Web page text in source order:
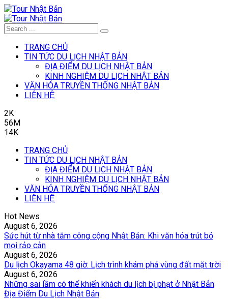
TRANG CHỦ
TIN TỨC DU LỊCH NHẬT BẢN
ĐỊA ĐIỂM DU LỊCH NHẬT BẢN
KINH NGHIỆM DU LỊCH NHẬT BẢN
VĂN HÓA TRUYỀN THỐNG NHẬT BẢN
LIÊN HỆ
2K
56M
14K
TRANG CHỦ
TIN TỨC DU LỊCH NHẬT BẢN
ĐỊA ĐIỂM DU LỊCH NHẬT BẢN
KINH NGHIỆM DU LỊCH NHẬT BẢN
VĂN HÓA TRUYỀN THỐNG NHẬT BẢN
LIÊN HỆ
Hot News
August 6, 2026
Sức hút từ nhà tắm công cộng Nhật Bản: Khi văn hóa trút bỏ
mọi rảo cản
August 6, 2026
Du lịch Okayama 48 giờ: Lịch trình khám phá vùng đất mặt trời
August 6, 2026
Những sai lầm có thể khiến khách du lịch bị phạt ở Nhật Bản
Địa Điểm Du Lịch Nhật Bản